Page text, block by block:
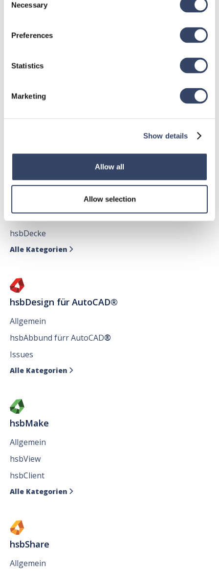
Selection
Necessary
Preferences
Statistics
Marketing
Show details
Allow all
Allow selection
hsbDesign für Revit®
hsbDach
hsbDecke
Alle Kategorien 
hsbDesign für AutoCAD®
Allgemein
hsbAbbund fürr AutoCAD®
Issues
Alle Kategorien 
hsbMake
Allgemein
hsbView
hsbClient
Alle Kategorien 
hsbShare
Allgemein